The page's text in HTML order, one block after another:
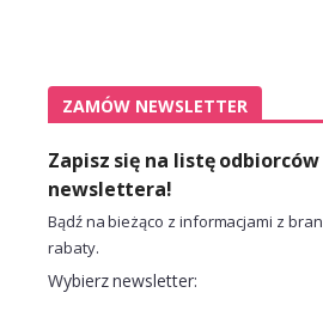
ZAMÓW NEWSLETTER
Zapisz się na listę
newslettera!
Bądź na bieżąco z informacjami z
rabaty.
Wybierz newsletter: